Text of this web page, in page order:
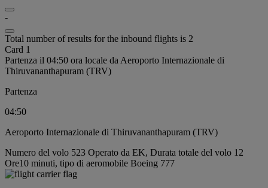
-
Total number of results for the inbound flights is 2
Card 1
Partenza il 04:50 ora locale da Aeroporto Internazionale di
Thiruvananthapuram (TRV)
Partenza
04:50
Aeroporto Internazionale di Thiruvananthapuram (TRV)
Numero del volo 523 Operato da EK, Durata totale del volo 12
Ore10 minuti, tipo di aeromobile Boeing 777